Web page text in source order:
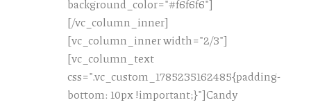
background_color="#f6f6f6"]
[/vc_column_inner]
[vc_column_inner width="2/3"]
[vc_column_text
css=".vc_custom_1785235162485{padding-
bottom: 10px !important;}"]Candy